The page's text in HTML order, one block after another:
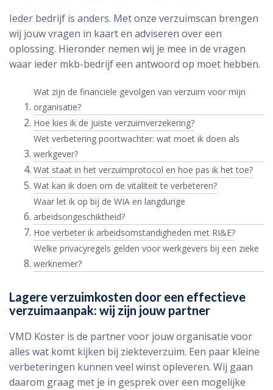
Ieder bedrijf is anders. Met onze verzuimscan brengen
wij jouw vragen in kaart en adviseren over een
oplossing. Hieronder nemen wij je mee in de vragen
waar ieder mkb-bedrijf een antwoord op moet hebben.
Wat zijn de financiële gevolgen van verzuim voor mijn
organisatie?
Hoe kies ik de juiste verzuimverzekering?
Wet verbetering poortwachter: wat moet ik doen als
werkgever?
Wat staat in het verzuimprotocol en hoe pas ik het toe?
Wat kan ik doen om de vitaliteit te verbeteren?
Waar let ik op bij de WIA en langdurige
arbeidsongeschiktheid?
Hoe verbeter ik arbeidsomstandigheden met RI&E?
Welke privacyregels gelden voor werkgevers bij een zieke
werknemer?
Lagere verzuimkosten door een effectieve
verzuimaanpak: wij zijn jouw partner
VMD Koster is de partner voor jouw organisatie voor
alles wat komt kijken bij ziekteverzuim. Een paar kleine
verbeteringen kunnen veel winst opleveren. Wij gaan
daarom graag met je in gesprek over een mogelijke